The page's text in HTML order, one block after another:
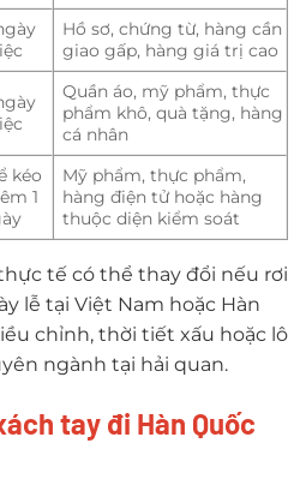
Hồ sơ, chứng từ, hàng cần
giao gấp, hàng giá trị cao
Quần áo, mỹ phẩm, thực
phẩm khô, quà tặng, hàng
cá nhân
kéo
1
Mỹ phẩm, thực phẩm,
hàng điện tử hoặc hàng
thuộc diện kiểm soát
tế có thể thay đổi nếu rơi
lễ tại Việt Nam hoặc Hàn
chỉnh, thời tiết xấu hoặc lô
ngành tại hải quan.
tay đi Hàn Quốc